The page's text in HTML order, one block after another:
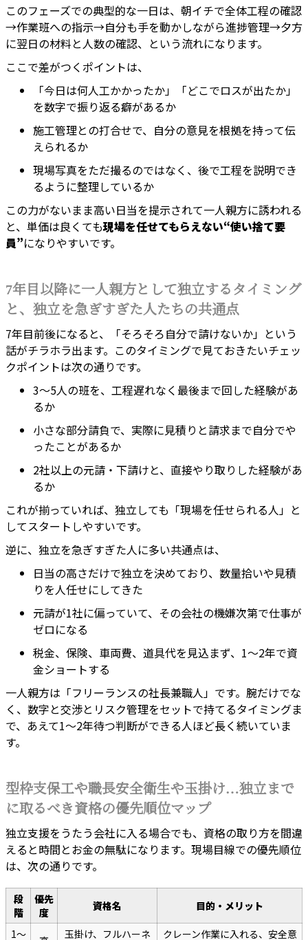
このフェーズでの典型的な一日は、朝イチで全体工程の確認
→作業班への指示→自分も手を動かしながら進捗管理→夕方
に翌日の材料と人数の確認、という流れになります。
ここで差がつくポイントは、
「今日は何人工かかったか」「どこでロスが出たか」
を数字で振り返る癖があるか
施工管理との打合せで、自分の意見を根拠を持って伝
えられるか
現場写真をただ撮るのではなく、後で工程を説明でき
るように整理しているか
この力がないまま高い日当を提示されて一人親方に誘われる
と、単価は良くても現場を任せてもらえない“使い捨て要
員”になりやすいです。
7年目以降に一人親方として独立するタイミング
と、独立を急ぎすぎた人たちの共通点
7年目前後になると、「そろそろ自分で請けないか」という
話がチラホラ出ます。このタイミングで見ておきたいチェッ
クポイントは次の通りです。
3〜5人の班を、工程遅れなく最後まで回した経験があ
るか
小さな部分請負で、実際に見積りと請求まで自分でや
ったことがあるか
2社以上の元請・下請けと、直接やり取りした経験があ
るか
これが揃っていれば、独立しても「現場を任せられる人」と
してスタートしやすいです。
逆に、独立を急ぎすぎた人に多い共通点は、
日当の高さだけで独立を決めており、数量拾いや見積
りを人任せにしてきた
元請が1社に偏っていて、その会社の機嫌次第で仕事が
ゼロになる
税金、保険、車両費、道具代を見込まず、1〜2年で資
金ショートする
一人親方は「フリーランスの社長兼職人」です。腕だけでな
く、数字と交渉とリスク管理をセットで持てるタイミングま
で、あえて1〜2年待つ判断ができる人ほど長く続いていま
す。
型枠支保工や職長安全衛生や玉掛け…独立まで
に取るべき資格の優先順位マップ
独立支援をうたう会社に入る場合でも、資格の取り方を間違
えると時間とお金の無駄になります。現場目線での優先順位
は、次の通りです。
段
階
優先
度
資格名 目的・メリット
1〜 玉掛け、フルハーネ クレーン作業に入れる、安全意